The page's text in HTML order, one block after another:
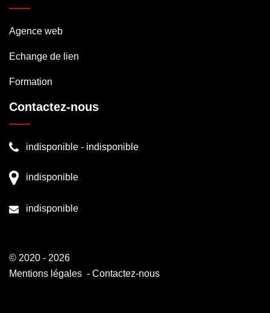
Agence web
Echange de lien
Formation
Contactez-nous
indisponible - indisponible
indisponible
indisponible
© 2020 - 2026
Mentions légales - Contactez-nous